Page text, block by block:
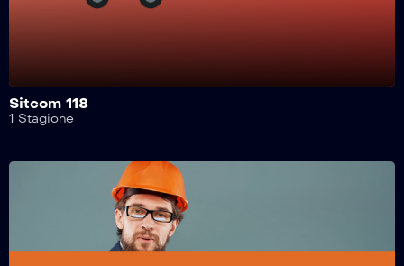
Safe Drive – 247^ Puntata
Safe Drive – 245^ Puntata
Sitcom 118
1 Stagione